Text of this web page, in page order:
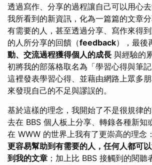
透過寫作、分享的過程讓自己可以用心
我所看到的新資訊，化為一篇篇的文章
有需要的人，甚至透過分享、寫作來得
的人所分享的回饋（feedback），最後
動、交流過程獲得個人的成長 與經驗的
初將我的部落格取名為「學習心得與筆
這裡發表學習心得、並藉由網路上眾多
來發現自己的不足與謬誤的。
基於這樣的理念，我開始了不是很規律
去在 BBS 個人板上分享、轉錄各種新知
在 WWW 的世界上我有了更崇高的理念：
更容易幫助到有需要的人，任何人都可
到我的文章 ；加上比 BBS 接觸到的閱聽